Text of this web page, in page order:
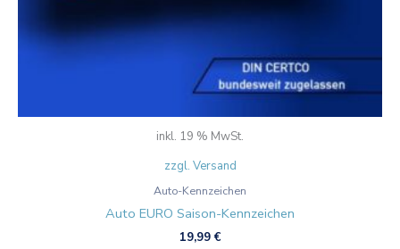
inkl. 19 % MwSt.
zzgl. Versand
Auto-Kennzeichen
Auto EURO Saison-Kennzeichen
19,99€